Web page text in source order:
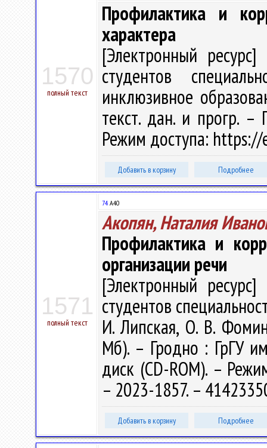
1570
полный текст
Профилактика и
характера
[Электронный
студентов
инклюзивное
текст. дан. и прогр.
Режим доступа:
Добавить в корзину Подробнее
1571
полный текст
74 А40
Акопян, Наталия
Профилактика и
организации речи
[Электронный
студентов
И. Липская, О. В.
Мб). – Гродно : ГрГУ
диск (CD-ROM). –
– 2023-1857. –
Добавить в корзину Подробнее